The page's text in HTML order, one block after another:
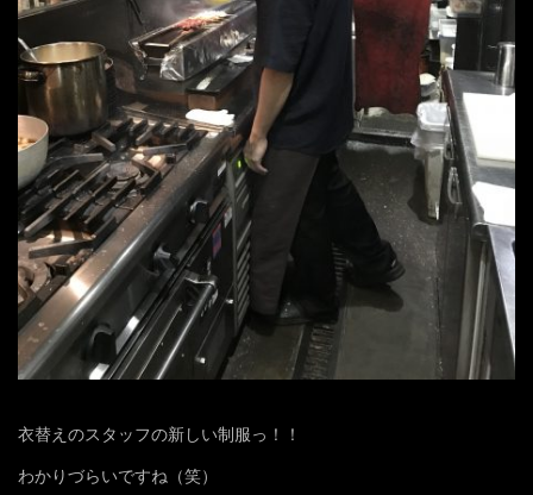
衣替えのスタッフの新しい制服っ！！
わかりづらいですね（笑）